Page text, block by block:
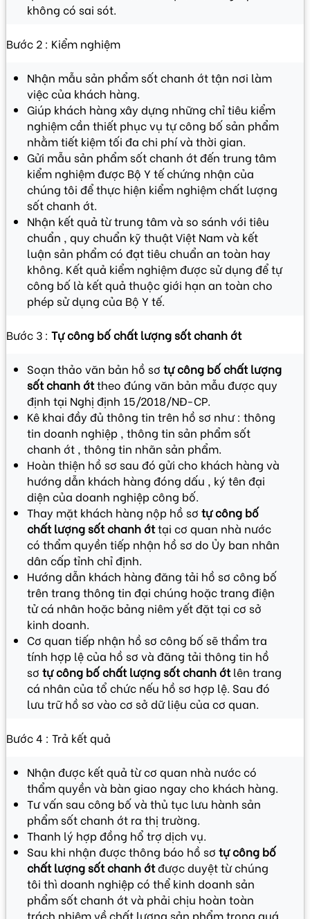
không có sai sót.
Bước 2 : Kiểm nghiệm
Nhận mẫu sản phẩm sốt chanh ớt tận nơi làm
việc của khách hàng.
Giúp khách hàng xây dựng những chỉ tiêu kiểm
nghiệm cần thiết phục vụ tự công bố sản phẩm
nhằm tiết kiệm tối đa chi phí và thời gian.
Gửi mẫu sản phẩm sốt chanh ớt đến trung tâm
kiểm nghiệm được Bộ Y tế chứng nhận của
chúng tôi để thực hiện kiểm nghiệm chất lượng
sốt chanh ớt.
Nhận kết quả từ trung tâm và so sánh với tiêu
chuẩn , quy chuẩn kỹ thuật Việt Nam và kết
luận sản phẩm có đạt tiêu chuẩn an toàn hay
không. Kết quả kiểm nghiệm được sử dụng để tự
công bố là kết quả thuộc giới hạn an toàn cho
phép sử dụng của Bộ Y tế.
Bước 3 : Tự công bố chất lượng sốt chanh ớt
Soạn thảo văn bản hồ sơ tự công bố chất lượng
sốt chanh ớttheo đúng văn bản mẫu được quy
định tại Nghị định 15/2018/NĐ-CP.
Kê khai đầy đủ thông tin trên hồ sơ như : thông
tin doanh nghiệp , thông tin sản phẩm sốt
chanh ớt , thông tin nhãn sản phẩm.
Hoàn thiện hồ sơ sau đó gửi cho khách hàng và
hướng dẫn khách hàng đóng dấu , ký tên đại
diện của doanh nghiệp công bố.
Thay mặt khách hàng nộp hồ sơ tự công bố
chất lượng sốt chanh ớttại cơ quan nhà nước
có thẩm quyền tiếp nhận hồ sơ do Ủy ban nhân
dân cấp tỉnh chỉ định.
Hướng dẫn khách hàng đăng tải hồ sơ công bố
trên trang thông tin đại chúng hoặc trang điện
tử cá nhân hoặc bảng niêm yết đặt tại cơ sở
kinh doanh.
Cơ quan tiếp nhận hồ sơ công bố sẽ thẩm tra
tính hợp lệ của hồ sơ và đăng tải thông tin hồ
sơ tự công bố chất lượng sốt chanh ớtlên trang
cá nhân của tổ chức nếu hồ sơ hợp lệ. Sau đó
lưu trữ hồ sơ vào cơ sở dữ liệu của cơ quan.
Bước 4 : Trả kết quả
Nhận được kết quả từ cơ quan nhà nước có
thẩm quyền và bàn giao ngay cho khách hàng.
Tư vấn sau công bố và thủ tục lưu hành sản
phẩm sốt chanh ớt ra thị trường.
Thanh lý hợp đồng hổ trợ dịch vụ.
Sau khi nhận được thông báo hồ sơ tự công bố
chất lượng sốt chanh ớtđược duyệt từ chúng
tôi thì doanh nghiệp có thể kinh doanh sản
phẩm sốt chanh ớt và phải chịu hoàn toàn
trách nhiệm về chất lượng sản phẩm trong quá